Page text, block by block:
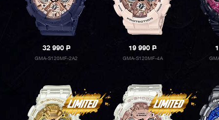
32 990P
GMA-S120MF-2A2
19 990P
GMA-S120MF-4A